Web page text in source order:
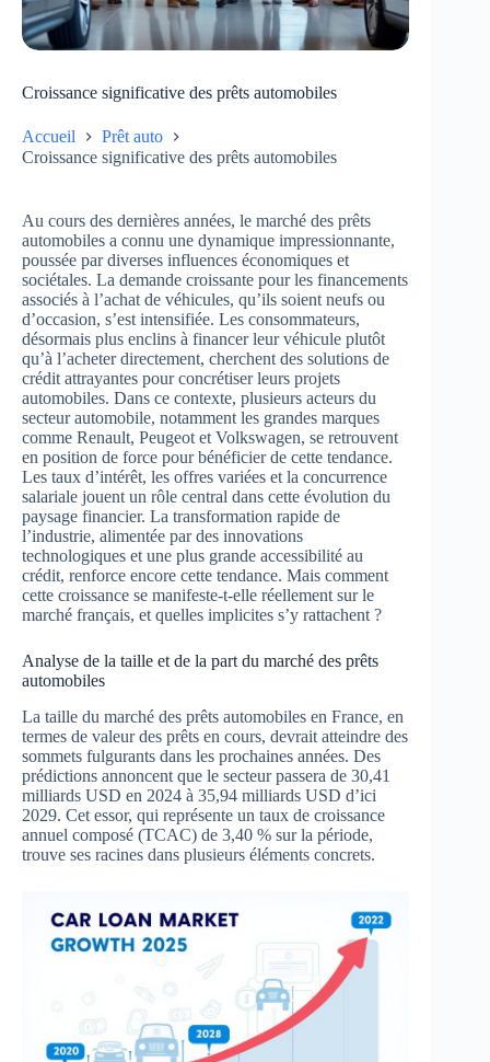
Croissance significative des prêts automobiles
Accueil
Prêt auto
Croissance significative des prêts automobiles
Au cours des dernières années, le marché des prêts
automobiles a connu une dynamique impressionnante,
poussée par diverses influences économiques et
sociétales. La demande croissante pour les financements
associés à l’achat de véhicules, qu’ils soient neufs ou
d’occasion, s’est intensifiée. Les consommateurs,
désormais plus enclins à financer leur véhicule plutôt
qu’à l’acheter directement, cherchent des solutions de
crédit attrayantes pour concrétiser leurs projets
automobiles. Dans ce contexte, plusieurs acteurs du
secteur automobile, notamment les grandes marques
comme Renault, Peugeot et Volkswagen, se retrouvent
en position de force pour bénéficier de cette tendance.
Les taux d’intérêt, les offres variées et la concurrence
salariale jouent un rôle central dans cette évolution du
paysage financier. La transformation rapide de
l’industrie, alimentée par des innovations
technologiques et une plus grande accessibilité au
crédit, renforce encore cette tendance. Mais comment
cette croissance se manifeste-t-elle réellement sur le
marché français, et quelles implicites s’y rattachent ?
Analyse de la taille et de la part du marché des prêts
automobiles
La taille du marché des prêts automobiles en France, en
termes de valeur des prêts en cours, devrait atteindre des
sommets fulgurants dans les prochaines années. Des
prédictions annoncent que le secteur passera de 30,41
milliards USD en 2024 à 35,94 milliards USD d’ici
2029. Cet essor, qui représente un taux de croissance
annuel composé (TCAC) de 3,40 % sur la période,
trouve ses racines dans plusieurs éléments concrets.